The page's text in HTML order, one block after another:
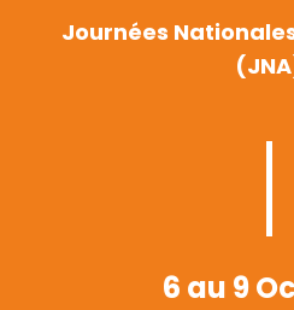
Journées
6 au 9